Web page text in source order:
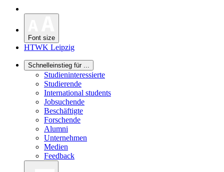
Font size
HTWK Leipzig
Schnelleinstieg für ...
Studieninteressierte
Studierende
International students
Jobsuchende
Beschäftigte
Forschende
Alumni
Unternehmen
Medien
Feedback